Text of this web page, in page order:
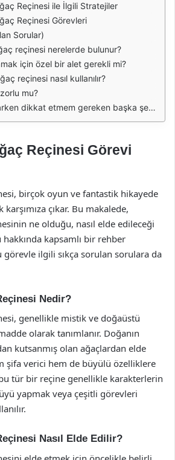
Reçinesi ile İlgili Stratejiler
Reçinesi Görevleri
Sorular)
reçinesi nerelerde bulunur?
için özel bir alet gerekli mi?
reçinesi nasıl kullanılır?
mu?
dikkat etmem gereken başka şeyler var mı?
Reçinesi Görevi
birçok oyun ve fantastik hikayede
çıkar. Bu makalede,
ne olduğu, nasıl elde edileceği
kapsamlı bir rehber
görevle ilgili sıkça sorulan sorulara da
Nedir?
genellikle mistik ve doğaüstü
olarak tanımlanır. Doğanın
kutsanmış olan ağaçlardan elde
şifa verici hem de büyülü özelliklere
tür bir reçine genellikle karakterlerin
yapmak veya çeşitli görevleri
Nasıl Elde Edilir?